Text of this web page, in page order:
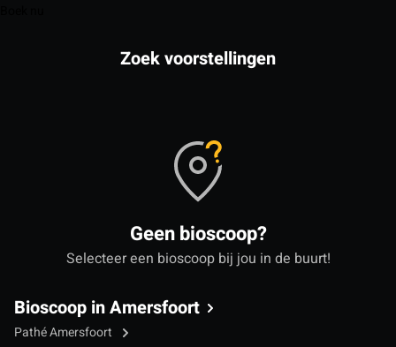
Zoek voorstellingen
Geen bioscoop?
Selecteer een bioscoop bij jou in de buurt!
Bioscoop in Amersfoort
Pathé Amersfoort